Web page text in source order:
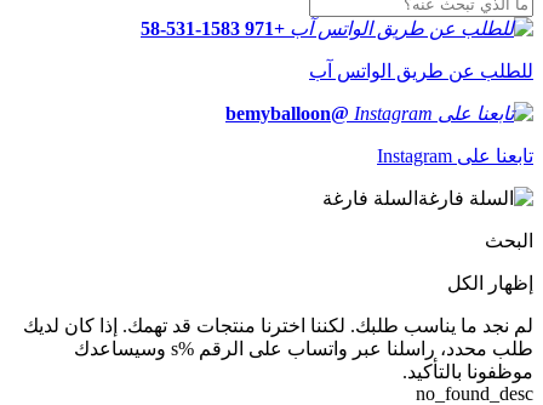
+971 58-531-1583
للطلب عن طريق الواتس آب
@bemyballoon
تابعنا على Instagram
السلة فارغة
البحث
إظهار الكل
لم نجد ما يناسب طلبك. لكننا اخترنا منتجات قد تهمك. إذا كان لديك
طلب محدد، راسلنا عبر واتساب على الرقم %s وسيساعدك
موظفونا بالتأكيد.
no_found_desc